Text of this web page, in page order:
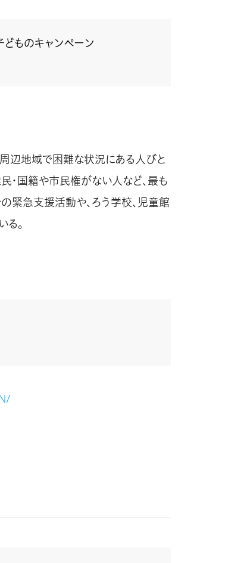
どものキャンペーン
辺地域で困難な状況にある人びと
・国籍や市民権がない人など、最も
緊急支援活動や、ろう学校、児童館
。